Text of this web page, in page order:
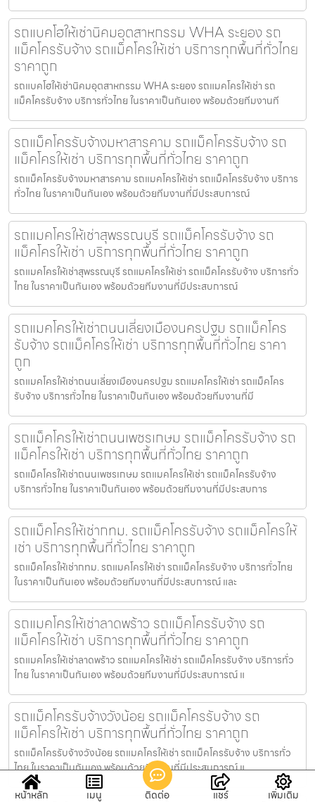
รถแบคโฮให้เช่านิคมอุตสาหกรรม WHA ระยอง รถ
แม็คโครรับจ้าง รถแม็คโครให้เช่า บริการทุกพื้นที่ทั่วไทย
ราคาถูก
รถแบคโฮให้เช่านิคมอุตสาหกรรม WHA ระยอง รถแมคโครให้เช่า รถ
แม็คโครรับจ้าง บริการทั่วไทย ในราคาเป็นกันเอง พร้อมด้วยทีมงานที
รถแม็คโครรับจ้างมหาสารคาม รถแม็คโครรับจ้าง รถ
แม็คโครให้เช่า บริการทุกพื้นที่ทั่วไทย ราคาถูก
รถแม็คโครรับจ้างมหาสารคาม รถแมคโครให้เช่า รถแม็คโครรับจ้าง บริการ
ทั่วไทย ในราคาเป็นกันเอง พร้อมด้วยทีมงานที่มีประสบการณ์
รถแมคโครให้เช่าสุพรรณบุรี รถแม็คโครรับจ้าง รถ
แม็คโครให้เช่า บริการทุกพื้นที่ทั่วไทย ราคาถูก
รถแมคโครให้เช่าสุพรรณบุรี รถแมคโครให้เช่า รถแม็คโครรับจ้าง บริการทั่ว
ไทย ในราคาเป็นกันเอง พร้อมด้วยทีมงานที่มีประสบการณ์
รถแมคโครให้เช่าถนนเลี่ยงเมืองนครปฐม รถแม็คโคร
รับจ้าง รถแม็คโครให้เช่า บริการทุกพื้นที่ทั่วไทย ราคา
ถูก
รถแมคโครให้เช่าถนนเลี่ยงเมืองนครปฐม รถแมคโครให้เช่า รถแม็คโคร
รับจ้าง บริการทั่วไทย ในราคาเป็นกันเอง พร้อมด้วยทีมงานที่มี
รถแม็คโครให้เช่าถนนเพชรเกษม รถแม็คโครรับจ้าง รถ
แม็คโครให้เช่า บริการทุกพื้นที่ทั่วไทย ราคาถูก
รถแม็คโครให้เช่าถนนเพชรเกษม รถแมคโครให้เช่า รถแม็คโครรับจ้าง
บริการทั่วไทย ในราคาเป็นกันเอง พร้อมด้วยทีมงานที่มีประสบการ
รถแม็คโครให้เช่ากทม. รถแม็คโครรับจ้าง รถแม็คโครให้
เช่า บริการทุกพื้นที่ทั่วไทย ราคาถูก
รถแม็คโครให้เช่ากทม. รถแมคโครให้เช่า รถแม็คโครรับจ้าง บริการทั่วไทย
ในราคาเป็นกันเอง พร้อมด้วยทีมงานที่มีประสบการณ์ และ
รถแมคโครให้เช่าลาดพร้าว รถแม็คโครรับจ้าง รถ
แม็คโครให้เช่า บริการทุกพื้นที่ทั่วไทย ราคาถูก
รถแมคโครให้เช่าลาดพร้าว รถแมคโครให้เช่า รถแม็คโครรับจ้าง บริการทั่ว
ไทย ในราคาเป็นกันเอง พร้อมด้วยทีมงานที่มีประสบการณ์ แ
รถแม็คโครรับจ้างวังน้อย รถแม็คโครรับจ้าง รถ
แม็คโครให้เช่า บริการทุกพื้นที่ทั่วไทย ราคาถูก
รถแม็คโครรับจ้างวังน้อย รถแมคโครให้เช่า รถแม็คโครรับจ้าง บริการทั่ว
ไทย ในราคาเป็นกันเอง พร้อมด้วยทีมงานที่มีประสบการณ์ แ
หน้าหลัก เมนู ติดต่อ แชร์ เพิ่มเติม